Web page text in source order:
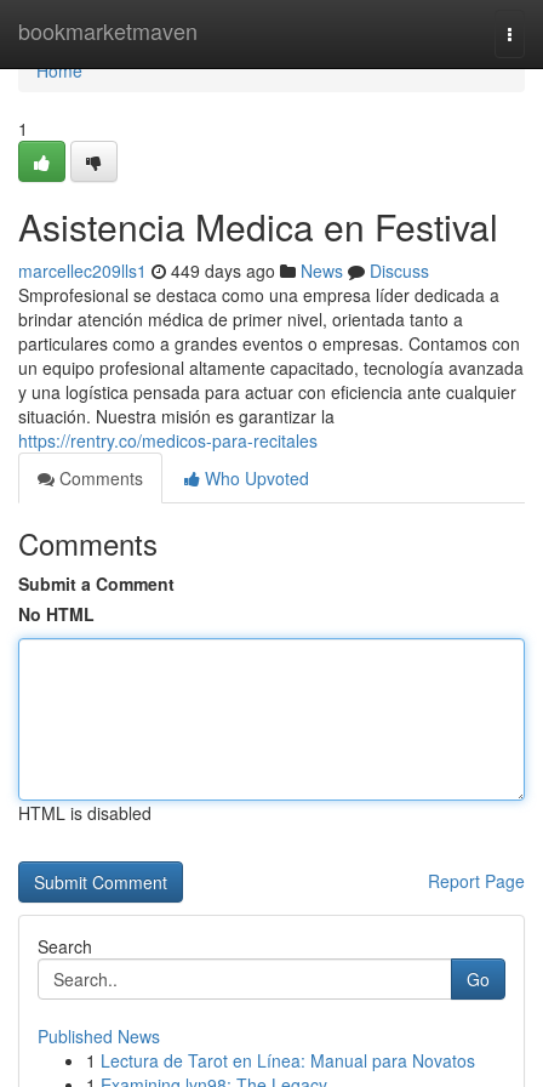
bookmarketmaven
Home
Home
1
Asistencia Medica en Festival
marcellec209lls1 449 days ago News
Discuss
Smprofesional se destaca como una empresa líder dedicada a
brindar atención médica de primer nivel, orientada tanto a
particulares como a grandes eventos o empresas. Contamos con
un equipo profesional altamente capacitado, tecnología avanzada
y una logística pensada para actuar con eficiencia ante cualquier
situación. Nuestra misión es garantizar la
https://rentry.co/medicos-para-recitales
Comments
Who Upvoted
Comments
Submit a Comment
No HTML
HTML is disabled
Report Page
Search
Go
Published News
1 Lectura de Tarot en Línea: Manual para Novatos